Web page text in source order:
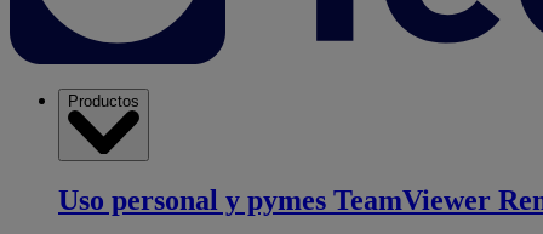
Productos
Uso personal y pymes TeamViewer